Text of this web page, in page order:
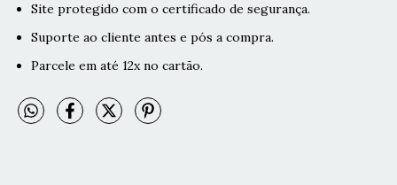
Site protegido com o certificado de segurança.
Suporte ao cliente antes e pós a compra.
Parcele em até 12x no cartão.